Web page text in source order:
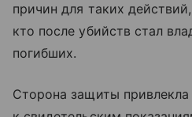
причин для таких
кто после убийств стал
погибших.
Сторона защиты